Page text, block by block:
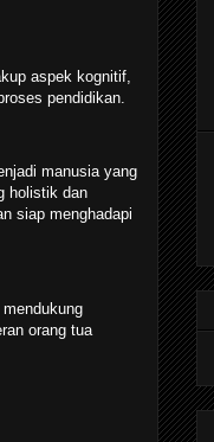
aspek kognitif,
pendidikan.
manusia yang
holistik dan
siap menghadapi
orang tua